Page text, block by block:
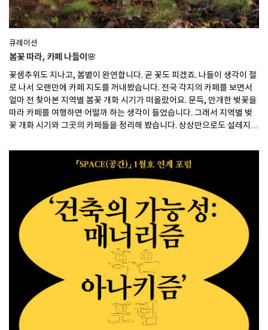
큐레이션
봄꽃 따라, 카페 나들이🌸
꽃샘추위도 지나고, 봄볕이 완연합니다. 곧 꽃도 피겠죠. 나들이 생각이 절
로 나서 오랜만에 카페 지도를 꺼내봤습니다. 전국 각지의 카페를 보면서
얼마 전 찾아본 지역별 봄꽃 개화 시기가 떠올랐어요. 문득, 만개한 벚꽃을
따라 카페를 여행하면 어떨까 하는 생각이 들었습니다. 그래서 지역별 벚
꽃 개화 시기와 그곳의 카페들을 정리해 봤습니다. 상상만으로도 설레지
꽃이 먼저 피는 남쪽부터 함께 떠나볼까요?